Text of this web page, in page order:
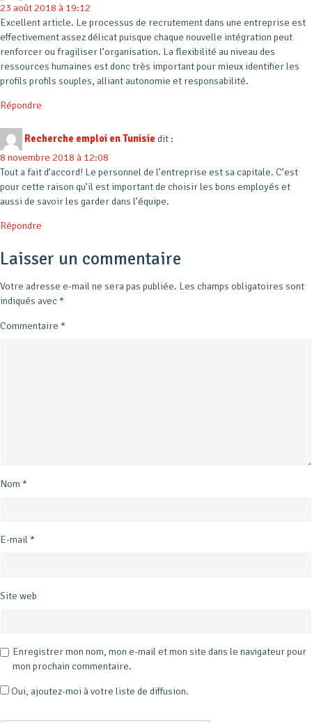
23 août 2018 à 19:12
Excellent article. Le processus de recrutement dans une entreprise est
effectivement assez délicat puisque chaque nouvelle intégration peut
renforcer ou fragiliser l’organisation. La flexibilité au niveau des
ressources humaines est donc très important pour mieux identifier les
profils profils souples, alliant autonomie et responsabilité.
Répondre
Recherche emploi en Tunisie dit :
8 novembre 2018 à 12:08
Tout a fait d’accord! Le personnel de l’entreprise est sa capitale. C’est
pour cette raison qu’il est important de choisir les bons employés et
aussi de savoir les garder dans l’équipe.
Répondre
Laisser un commentaire
Votre adresse e-mail ne sera pas publiée. Les champs obligatoires sont
indiqués avec*
Commentaire *
Nom *
E-mail*
Site web
Enregistrer mon nom, mon e-mail et mon site dans le navigateur pour
mon prochain commentaire.
Oui, ajoutez-moi à votre liste de diffusion.